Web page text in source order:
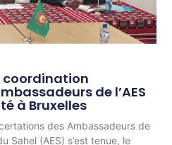
coordination
de l’AES
à Bruxelles
des Ambassadeurs de
Sahel (AES) s’est tenue, le